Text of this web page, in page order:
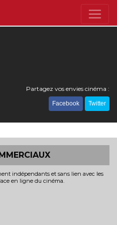
Partagez vos envies cinéma :
Facebook Twitter
indépendants et sans lien avec les
en ligne du cinéma.